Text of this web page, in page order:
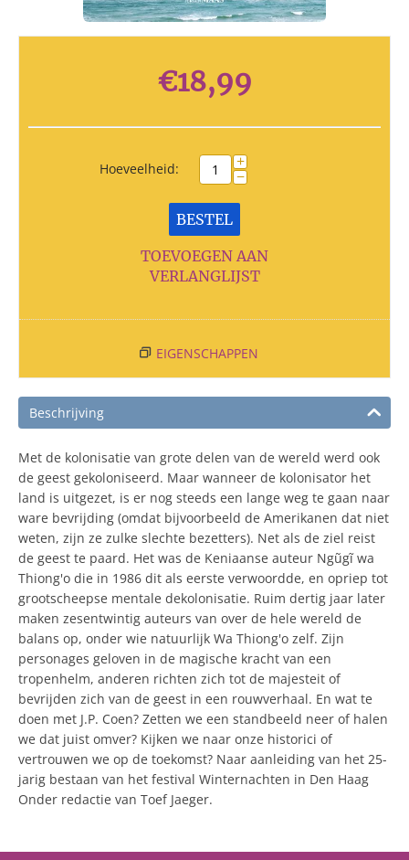
€18,99
Hoeveelheid: +
−
BESTEL
TOEVOEGEN AAN
VERLANGLIJST
EIGENSCHAPPEN
Beschrijving
Met de kolonisatie van grote delen van de wereld werd ook
de geest gekoloniseerd. Maar wanneer de kolonisator het
land is uitgezet, is er nog steeds een lange weg te gaan naar
ware bevrijding (omdat bijvoorbeeld de Amerikanen dat niet
weten, zijn ze zulke slechte bezetters). Net als de ziel reist
de geest te paard. Het was de Keniaanse auteur Ngũgĩ wa
Thiong'o die in 1986 dit als eerste verwoordde, en opriep tot
grootscheepse mentale dekolonisatie. Ruim dertig jaar later
maken zesentwintig auteurs van over de hele wereld de
balans op, onder wie natuurlijk Wa Thiong'o zelf. Zijn
personages geloven in de magische kracht van een
tropenhelm, anderen richten zich tot de majesteit of
bevrijden zich van de geest in een rouwverhaal. En wat te
doen met J.P. Coen? Zetten we een standbeeld neer of halen
we dat juist omver? Kijken we naar onze historici of
vertrouwen we op de toekomst? Naar aanleiding van het 25-
jarig bestaan van het festival Winternachten in Den Haag
Onder redactie van Toef Jaeger.